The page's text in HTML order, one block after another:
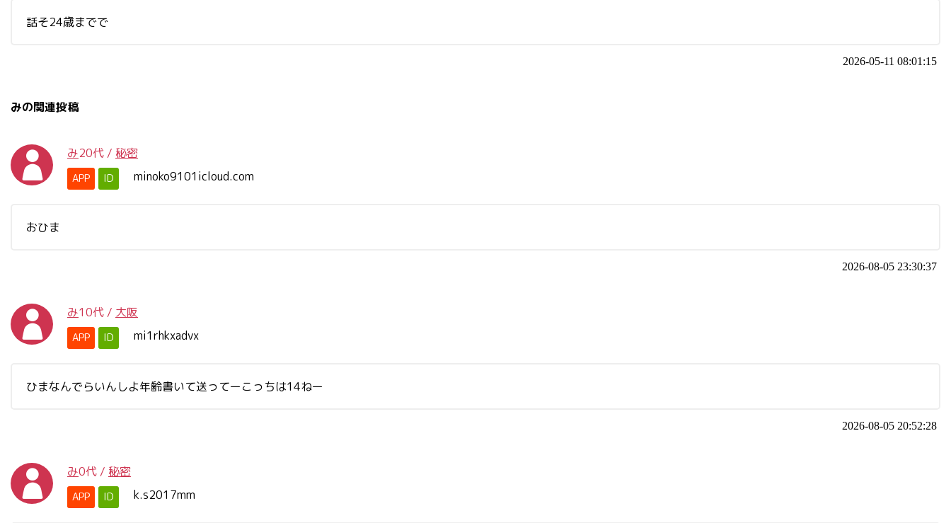
話そ24歳までで
2026-05-11 08:01:15
みの関連投稿
み20代 / 秘密
APP ID minoko9101icloud.com
おひま
2026-08-05 23:30:37
み10代 / 大阪
APP ID mi1rhkxadvx
ひまなんでらいんしよ年齢書いて送ってーこっちは14ねー
2026-08-05 20:52:28
み0代 / 秘密
APP ID k.s2017mm